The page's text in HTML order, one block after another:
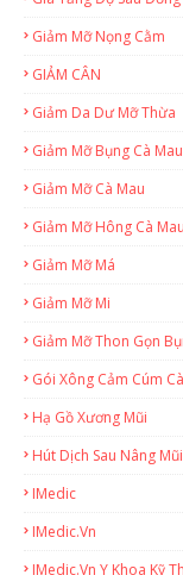
Giảm Mỡ Nọng Cằm
GIẢM CÂN
Giảm Da Dư Mỡ Thừa
Giảm Mỡ Bụng Cà Mau
Giảm Mỡ Cà Mau
Giảm Mỡ Hông Cà Mau
Giảm Mỡ Má
Giảm Mỡ Mi
Giảm Mỡ Thon Gọn
Gói Xông Cảm Cúm
Hạ Gồ Xương Mũi
Hút Dịch Sau Nâng Mũi
IMedic
IMedic.vn
IMedic.vn Y Khoa Kỹ